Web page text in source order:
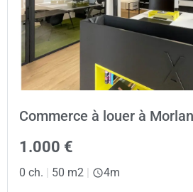
Commerce à louer à
1.000 €
0 ch. 50 m2 4m